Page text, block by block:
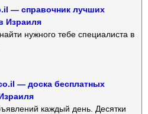
— справочник лучших
Израиля
нужного тебе специалиста в
— доска бесплатных
каждый день. Десятки